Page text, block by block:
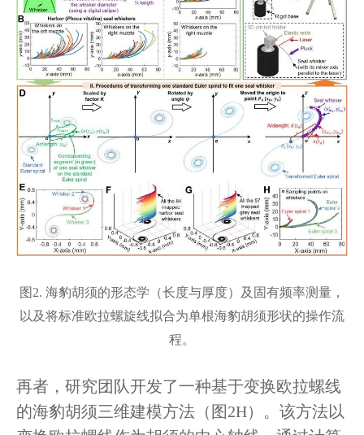
图2. 海豹胡须的形态学（长度与厚度）及固有频率测量，
以及将标准欧拉螺旋线拟合为单根海豹胡须形状的操作流
程。
再者，研究团 队开发了一种基于变换欧拉螺线
的海豹胡须三维建模方法（图2H）。该方法以